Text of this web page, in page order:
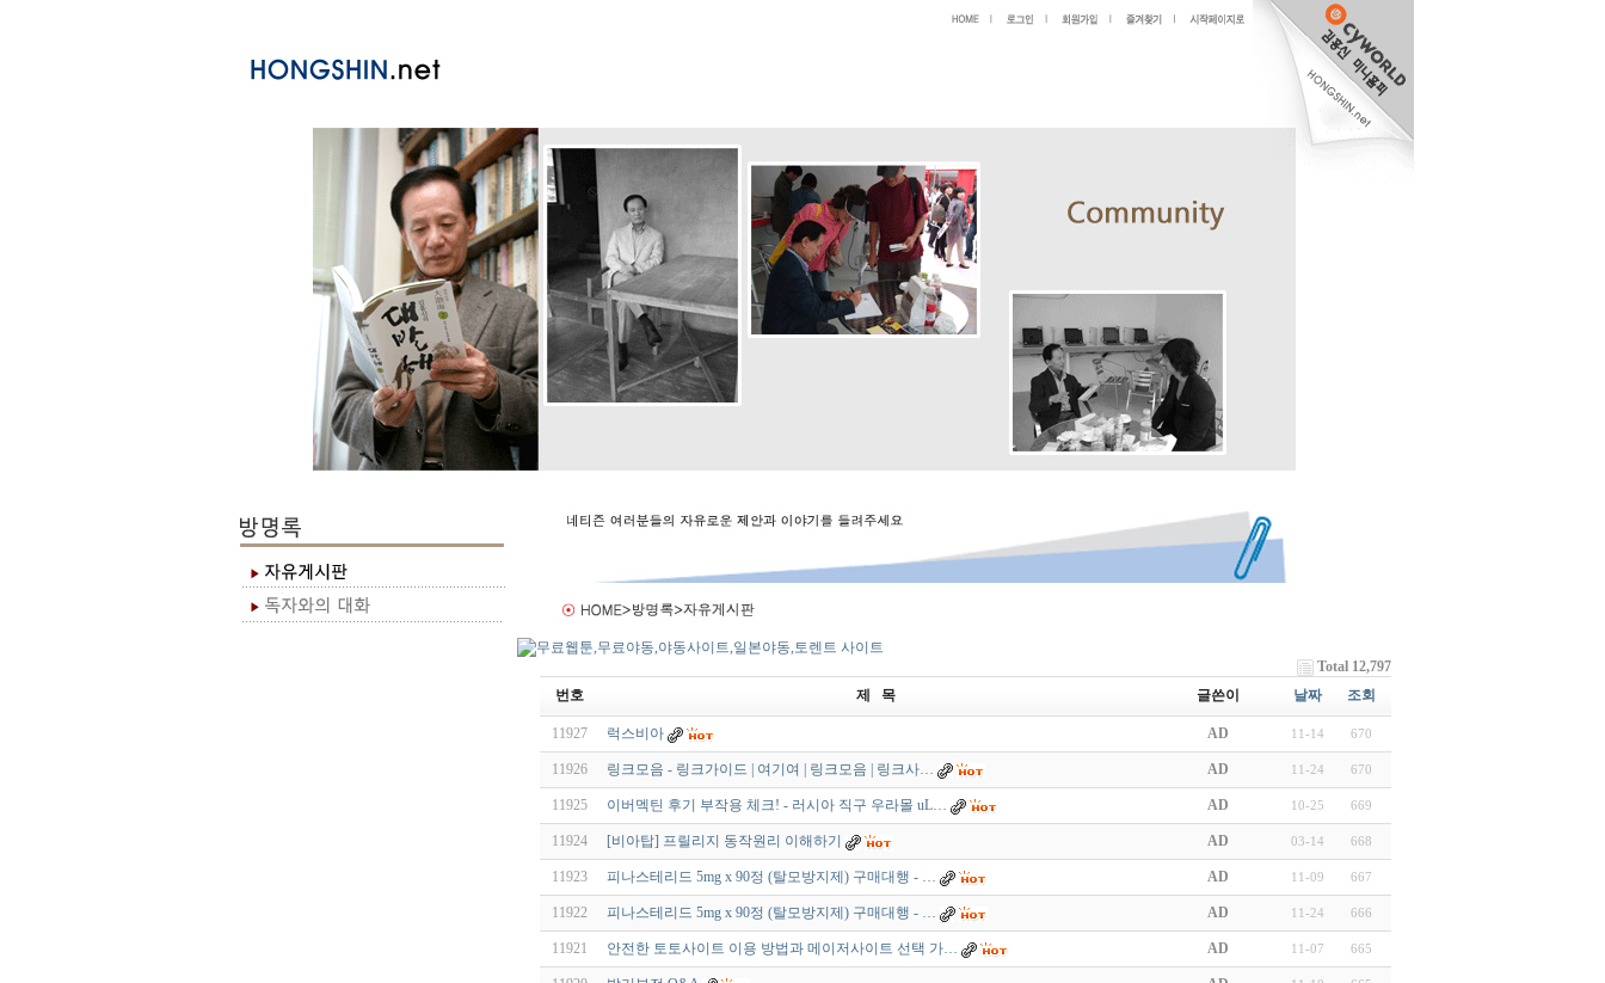
Total 12,797
번호
제 목 글쓴이 날짜 조회
11927 럭스비아 AD 11-14 670
11926 링크모음 - 링크가이드 | 여기여 | 링크모음 | 링크사… AD 11-24 670
11925 이버멕틴 후기 부작용 체크! - 러시아 직구 우라몰 uL… AD 10-25 669
11924 [비아탑] 프릴리지 동작원리 이해하기 AD 03-14 668
11923 피나스테리드 5mg x 90정 (탈모방지제) 구매대행 - … AD 11-09 667
11922 피나스테리드 5mg x 90정 (탈모방지제) 구매대행 - … AD 11-24 666
11921 안전한 토토사이트 이용 방법과 메이저사이트 선택 가… AD 11-07 665